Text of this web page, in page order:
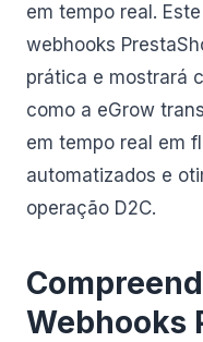
em tempo real.
webhooks
prática e mostrará
como a eGrow
em tempo real em
automatizados e
operação D2C.
Webhooks